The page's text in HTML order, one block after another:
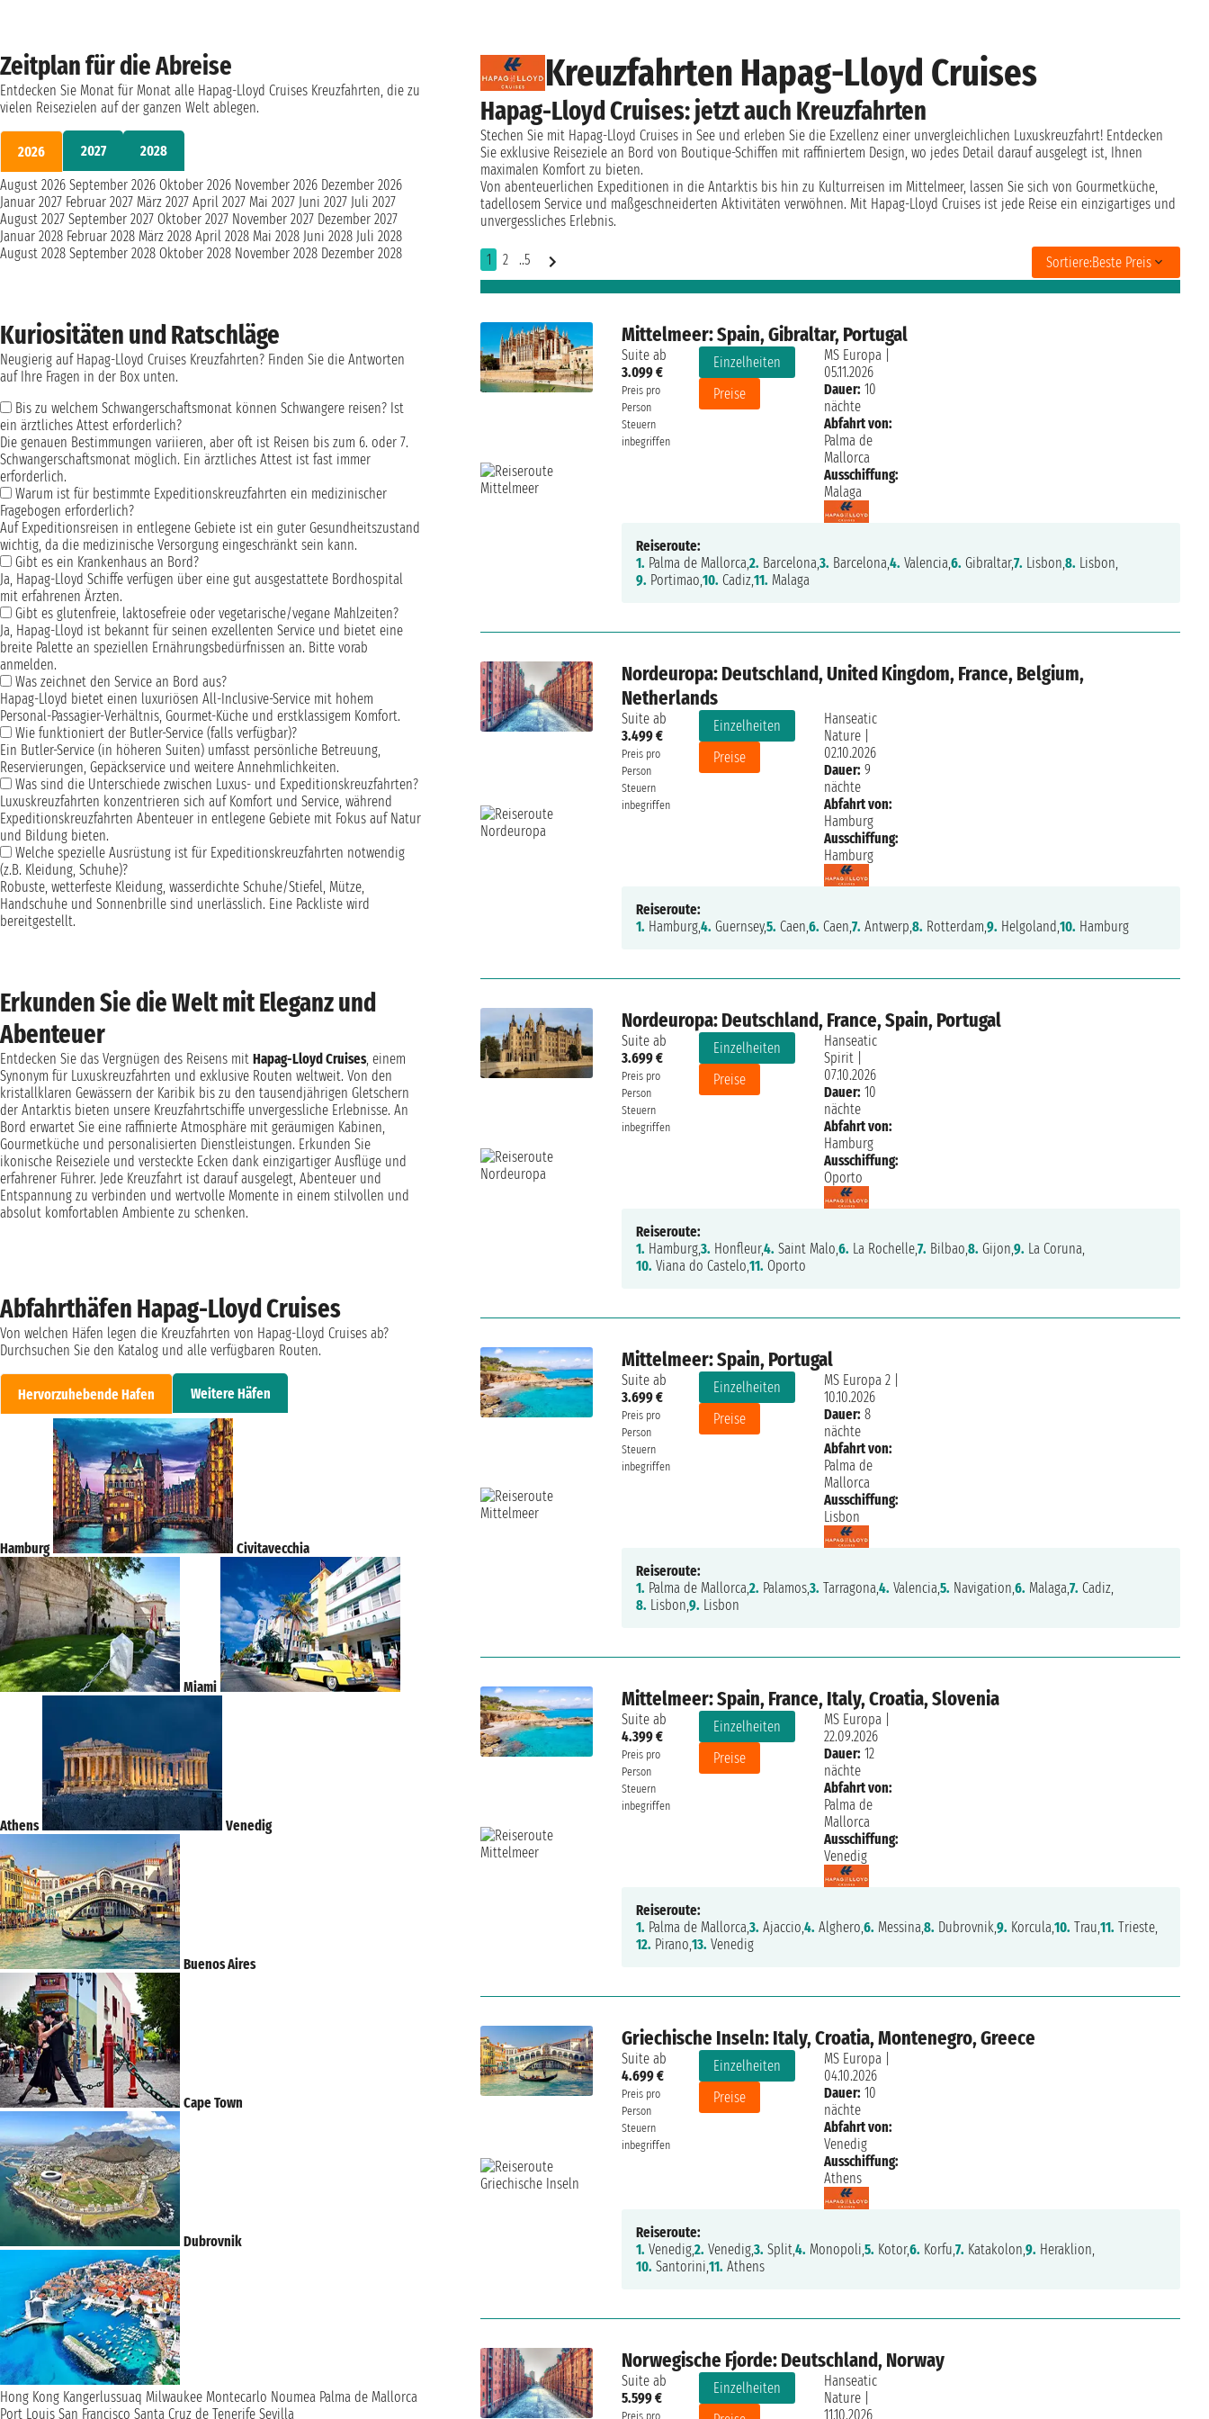
Kreuzfahrten Hapag-Lloyd Cruises
Hapag-Lloyd Cruises: jetzt auch Kreuzfahrten
Stechen Sie mit Hapag-Lloyd Cruises in See und erleben Sie die Exzellenz einer unvergleichlichen Luxuskreuzfahrt! Entdecken
Sie exklusive Reiseziele an Bord von Boutique-Schiffen mit raffiniertem Design, wo jedes Detail darauf ausgelegt ist, Ihnen
maximalen Komfort zu bieten.
Von abenteuerlichen Expeditionen in die Antarktis bis hin zu Kulturreisen im Mittelmeer, lassen Sie sich von Gourmetküche,
tadellosem Service und maßgeschneiderten Aktivitäten verwöhnen. Mit Hapag-Lloyd Cruises ist jede Reise ein einzigartiges und
unvergessliches Erlebnis.
1 2 ..5 Sortiere:Beste Preis
Mittelmeer: Spain, Gibraltar, Portugal
Suite ab
3.099 €
Preis pro
Person
Steuern
inbegriffen
Einzelheiten
Preise
MS Europa|
05.11.2026
Dauer: 10
nächte
Abfahrt von:
Palma de
Mallorca
Ausschiffung:
Malaga
Reiseroute:
1. Palma de Mallorca,2. Barcelona,3. Barcelona,4. Valencia,6. Gibraltar,7. Lisbon,8. Lisbon,
9. Portimao,10. Cadiz,11. Malaga
Nordeuropa: Deutschland, United Kingdom, France, Belgium,
Netherlands
Suite ab
3.499 €
Preis pro
Person
Steuern
inbegriffen
Einzelheiten
Preise
Hanseatic
Nature|
02.10.2026
Dauer: 9
nächte
Abfahrt von:
Hamburg
Ausschiffung:
Hamburg
Reiseroute:
1. Hamburg,4. Guernsey,5. Caen,6. Caen,7. Antwerp,8. Rotterdam,9. Helgoland,10. Hamburg
Nordeuropa: Deutschland, France, Spain, Portugal
Suite ab
3.699 €
Preis pro
Person
Steuern
inbegriffen
Einzelheiten
Preise
Hanseatic
Spirit|
07.10.2026
Dauer: 10
nächte
Abfahrt von:
Hamburg
Ausschiffung:
Oporto
Reiseroute:
1. Hamburg,3. Honfleur,4. Saint Malo,6. La Rochelle,7. Bilbao,8. Gijon,9. La Coruna,
10. Viana do Castelo,11. Oporto
Mittelmeer: Spain, Portugal
Suite ab
3.699 €
Preis pro
Person
Steuern
inbegriffen
Einzelheiten
Preise
MS Europa 2|
10.10.2026
Dauer: 8
nächte
Abfahrt von:
Palma de
Mallorca
Ausschiffung:
Lisbon
Reiseroute:
1. Palma de Mallorca,2. Palamos,3. Tarragona,4. Valencia,5. Navigation,6. Malaga,7. Cadiz,
8. Lisbon,9. Lisbon
Mittelmeer: Spain, France, Italy, Croatia, Slovenia
Suite ab
4.399 €
Preis pro
Person
Steuern
inbegriffen
Einzelheiten
Preise
MS Europa|
22.09.2026
Dauer: 12
nächte
Abfahrt von:
Palma de
Mallorca
Ausschiffung:
Venedig
Reiseroute:
1. Palma de Mallorca,3. Ajaccio,4. Alghero,6. Messina,8. Dubrovnik,9. Korcula,10. Trau,11. Trieste,
12. Pirano,13. Venedig
Griechische Inseln: Italy, Croatia, Montenegro, Greece
Suite ab
4.699 €
Preis pro
Person
Steuern
inbegriffen
Einzelheiten
Preise
MS Europa|
04.10.2026
Dauer: 10
nächte
Abfahrt von:
Venedig
Ausschiffung:
Athens
Reiseroute:
1. Venedig,2. Venedig,3. Split,4. Monopoli,5. Kotor,6. Korfu,7. Katakolon,9. Heraklion,
10. Santorini,11. Athens
Norwegische Fjorde: Deutschland, Norway
Suite ab
5.599 €
Einzelheiten
Hanseatic
Nature|
11.10.2026
Zeitplan für die Abreise
Entdecken Sie Monat für Monat alle Hapag-Lloyd Cruises Kreuzfahrten, die zu
vielen Reisezielen auf der ganzen Welt ablegen.
2026 2027
2028
August 2026 September 2026 Oktober 2026 November 2026 Dezember 2026
Januar 2027 Februar 2027 März 2027 April 2027 Mai 2027 Juni 2027 Juli 2027
August 2027 September 2027 Oktober 2027 November 2027 Dezember 2027
Januar 2028 Februar 2028 März 2028 April 2028 Mai 2028 Juni 2028 Juli 2028
August 2028 September 2028 Oktober 2028 November 2028 Dezember 2028
Kuriositäten und Ratschläge
Neugierig auf Hapag-Lloyd Cruises Kreuzfahrten? Finden Sie die Antworten
auf Ihre Fragen in der Box unten.
Bis zu welchem Schwangerschaftsmonat können Schwangere reisen? Ist
ein ärztliches Attest erforderlich?
Die genauen Bestimmungen variieren, aber oft ist Reisen bis zum 6. oder 7.
Schwangerschaftsmonat möglich. Ein ärztliches Attest ist fast immer
erforderlich.
Warum ist für bestimmte Expeditionskreuzfahrten ein medizinischer
Fragebogen erforderlich?
Auf Expeditionsreisen in entlegene Gebiete ist ein guter Gesundheitszustand
wichtig, da die medizinische Versorgung eingeschränkt sein kann.
Gibt es ein Krankenhaus an Bord?
Ja, Hapag-Lloyd Schiffe verfügen über eine gut ausgestattete Bordhospital
mit erfahrenen Ärzten.
Gibt es glutenfreie, laktosefreie oder vegetarische/vegane Mahlzeiten?
Ja, Hapag-Lloyd ist bekannt für seinen exzellenten Service und bietet eine
breite Palette an speziellen Ernährungsbedürfnissen an. Bitte vorab
anmelden.
Was zeichnet den Service an Bord aus?
Hapag-Lloyd bietet einen luxuriösen All-Inclusive-Service mit hohem
Personal-Passagier-Verhältnis, Gourmet-Küche und erstklassigem Komfort.
Wie funktioniert der Butler-Service (falls verfügbar)?
Ein Butler-Service (in höheren Suiten) umfasst persönliche Betreuung,
Reservierungen, Gepäckservice und weitere Annehmlichkeiten.
Was sind die Unterschiede zwischen Luxus- und Expeditionskreuzfahrten?
Luxuskreuzfahrten konzentrieren sich auf Komfort und Service, während
Expeditionskreuzfahrten Abenteuer in entlegene Gebiete mit Fokus auf Natur
und Bildung bieten.
Welche spezielle Ausrüstung ist für Expeditionskreuzfahrten notwendig
(z.B. Kleidung, Schuhe)?
Robuste, wetterfeste Kleidung, wasserdichte Schuhe/Stiefel, Mütze,
Handschuhe und Sonnenbrille sind unerlässlich. Eine Packliste wird
bereitgestellt.
Erkunden Sie die Welt mit Eleganz und
Abenteuer
Entdecken Sie das Vergnügen des Reisens mit Hapag-Lloyd Cruises, einem
Synonym für Luxuskreuzfahrten und exklusive Routen weltweit. Von den
kristallklaren Gewässern der Karibik bis zu den tausendjährigen Gletschern
der Antarktis bieten unsere Kreuzfahrtschiffe unvergessliche Erlebnisse. An
Bord erwartet Sie eine raffinierte Atmosphäre mit geräumigen Kabinen,
Gourmetküche und personalisierten Dienstleistungen. Erkunden Sie
ikonische Reiseziele und versteckte Ecken dank einzigartiger Ausflüge und
erfahrener Führer. Jede Kreuzfahrt ist darauf ausgelegt, Abenteuer und
Entspannung zu verbinden und wertvolle Momente in einem stilvollen und
absolut komfortablen Ambiente zu schenken.
Abfahrthäfen Hapag-Lloyd Cruises
Von welchen Häfen legen die Kreuzfahrten von Hapag-Lloyd Cruises ab?
Durchsuchen Sie den Katalog und alle verfügbaren Routen.
Hervorzuhebende Hafen Weitere Häfen
Hamburg Civitavecchia
Miami
Athens Venedig
Buenos Aires
Cape Town
Dubrovnik
Hong Kong Kangerlussuaq Milwaukee Montecarlo Noumea Palma de Mallorca
Port Louis San Francisco Santa Cruz de Tenerife Sevilla